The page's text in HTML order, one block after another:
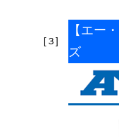
[３]
【エー
ズ